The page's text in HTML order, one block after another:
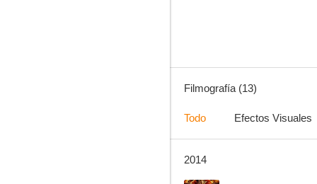
Filmografía (13)
Todo Efectos Visuales
2014